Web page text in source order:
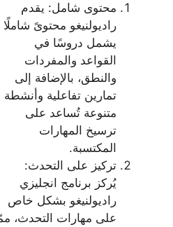
محتوى شامل: يقدم
راديولنيغو محتوىً شاملًا
يشمل دروسًا في
القواعد والمفردات
والنطق، بالإضافة إلى
تمارين تفاعلية وأنشطة
متنوعة تُساعد على
ترسيخ المهارات
المكتسبة.
تركيز على التحدث:
يُركز برنامج انجليزي
راديولنيغو بشكل خاص
على مهارات التحدث،